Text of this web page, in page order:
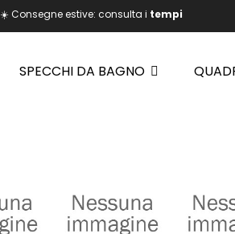
☀️ Consegne estive: consulta i tempi
SPECCHI DA BAGNO